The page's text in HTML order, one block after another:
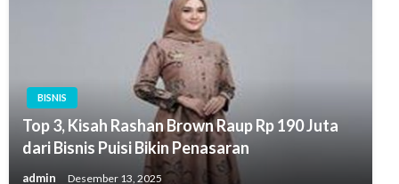
BISNIS
Top 3, Kisah Rashan Brown Raup Rp 190 Juta
dari Bisnis Puisi Bikin Penasaran
admin Desember 13, 2025